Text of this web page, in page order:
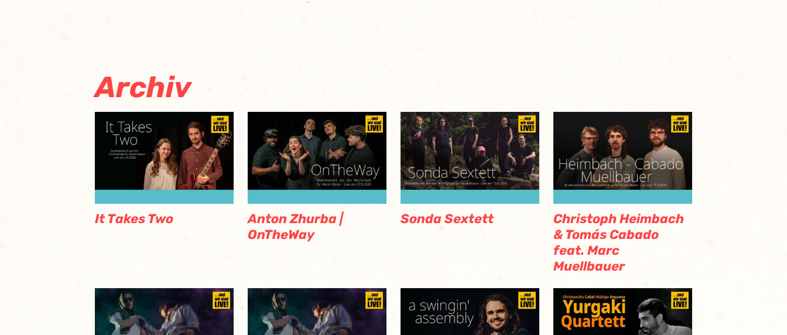
Archiv
It Takes Two
Anton Zhurba |
OnTheWay
Sonda Sextett
Christoph Heimbach
& Tomás Cabado
feat. Marc
Muellbauer